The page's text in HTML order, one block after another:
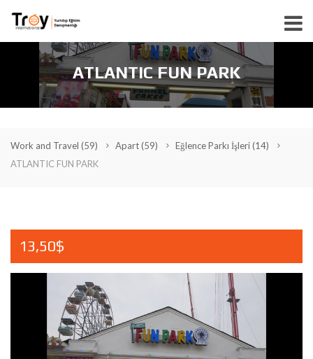
ATLANTIC FUN PARK
Work and Travel (59) Apart(59) Eğlence Parkı İşleri(14)
ATLANTIC FUN PARK
13,50$